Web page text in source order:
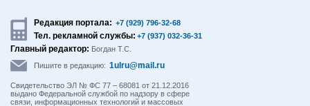
Редакция портала: +7 (929) 796-32-68
Тел. рекламной службы: +7 (937) 032-36-31
Главный редактор: Богдан Т.С.
Пишите в редакцию: 1ulru@mail.ru
Свидетельство ЭЛ № ФС 77 – 68081 от 21.12.2016
выдано Федеральной службой по надзору в сфере
связи, информационных технологий и массовых